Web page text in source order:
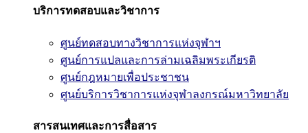
บริการทดสอบและวิชาการ
ศูนย์ทดสอบทางวิชาการแห่งจุฬาฯ
ศูนย์การแปลและการล่ามเฉลิมพระเกียรติ
ศูนย์กฎหมายเพื่อประชาชน
ศูนย์บริการวิชาการแห่งจุฬาลงกรณ์มหาวิทยาลัย
สารสนเทศและการสื่อสาร